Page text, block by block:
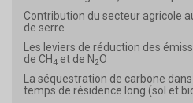
Contribution du secteur agricole
de serre
Les leviers de réduction des
de CH4 et de N2O
La séquestration de carbone
temps de résidence long (sol et